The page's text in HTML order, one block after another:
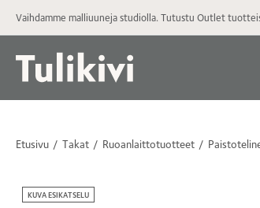
Vaihdamme malliuuneja studiolla. Tutustu Outlet
Etusivu Takat Ruoanlaittotuotteet
KUVA ESIKATSELU